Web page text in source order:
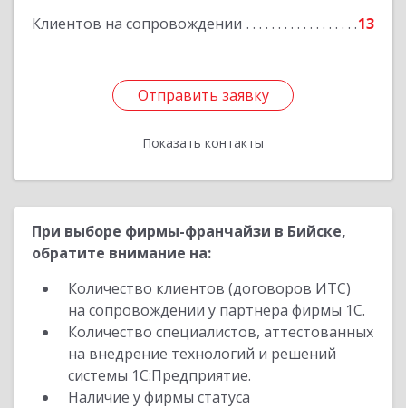
Клиентов на сопровождении 13
Отправить заявку
Показать контакты
Отправить заявку
Назад
При выборе фирмы-франчайзи в Бийске,
обратите внимание на:
Количество клиентов (договоров ИТС)
на сопровождении у партнера фирмы 1С.
Количество специалистов, аттестованных
на внедрение технологий и решений
системы 1С:Предприятие.
Наличие у фирмы статуса